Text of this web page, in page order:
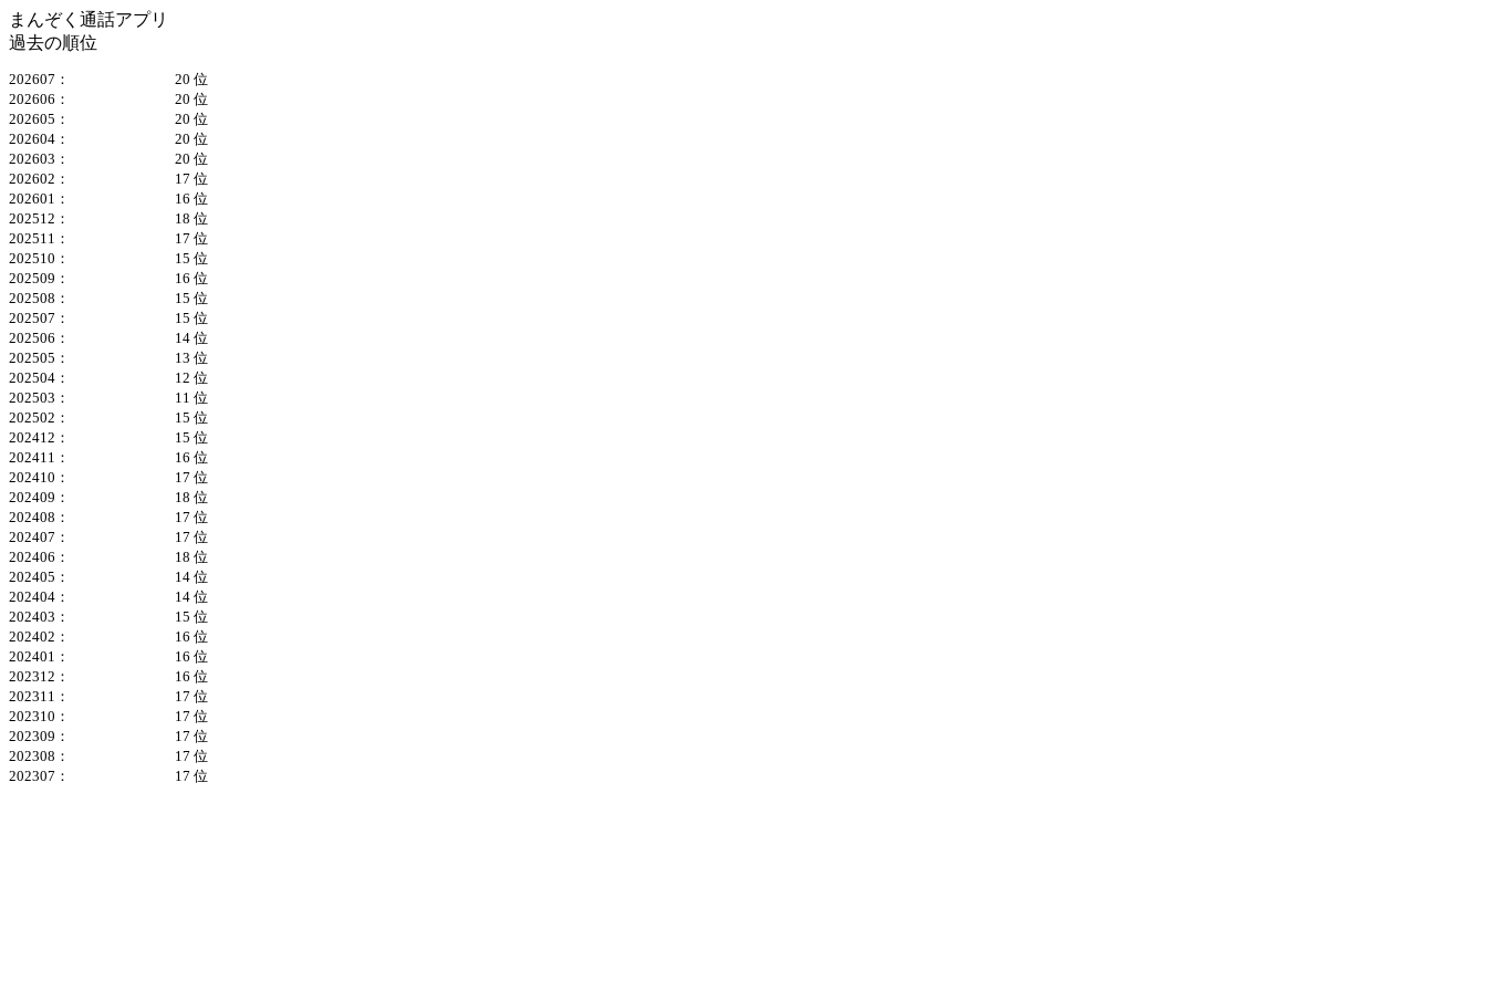
まんぞく通話アプリ
過去の順位
202607：
20 位
202606：
20 位
202605：
20 位
202604：
20 位
202603：
20 位
202602：
17 位
202601：
16 位
202512：
18 位
202511：
17 位
202510：
15 位
202509：
16 位
202508：
15 位
202507：
15 位
202506：
14 位
202505：
13 位
202504：
12 位
202503：
11 位
202502：
15 位
202412：
15 位
202411：
16 位
202410：
17 位
202409：
18 位
202408：
17 位
202407：
17 位
202406：
18 位
202405：
14 位
202404：
14 位
202403：
15 位
202402：
16 位
202401：
16 位
202312：
16 位
202311：
17 位
202310：
17 位
202309：
17 位
202308：
17 位
202307：
17 位